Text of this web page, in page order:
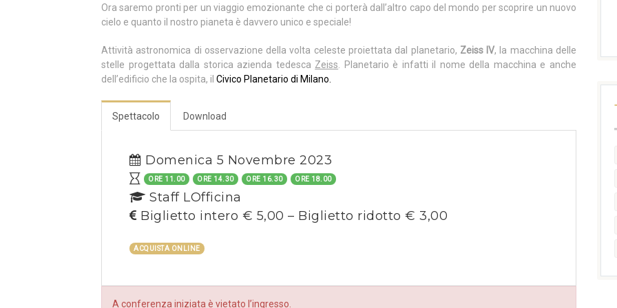
Ora saremo pronti per un viaggio emozionante che ci porterà dall’altro capo del mondo per scoprire un nuovo
cielo e quanto il nostro pianeta è davvero unico e speciale!
Attività astronomica di osservazione della volta celeste proiettata dal planetario, Zeiss IV, la macchina delle
stelle progettata dalla storica azienda tedesca Zeiss . Planetario è infatti il nome della macchina e anche
dell’edificio che la ospita, il Civico Planetario di Milano.
Spettacolo Download
Domenica 5 Novembre 2023
ORE 11.00 ORE 14.30 ORE 16.30 ORE 18.00
Staff LOfficina
Biglietto intero € 5,00 – Biglietto ridotto € 3,00
ACQUISTA ONLINE
A conferenza iniziata è vietato l’ingresso.